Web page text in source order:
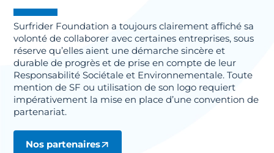
Surfrider Foundation a toujours clairement affiché sa
volonté de collaborer avec certaines entreprises, sous
réserve qu’elles aient une démarche sincère et
durable de progrès et de prise en compte de leur
Responsabilité Sociétale et Environnementale. Toute
mention de SF ou utilisation de son logo requiert
impérativement la mise en place d’une convention de
partenariat.
Nos partenaires